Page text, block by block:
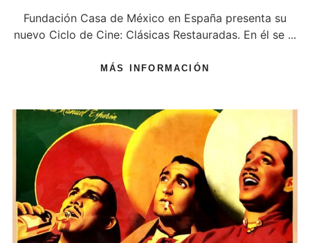
Fundación Casa de México en España presenta su
nuevo Ciclo de Cine: Clásicas Restauradas. En él se ...
MÁS INFORMACIÓN